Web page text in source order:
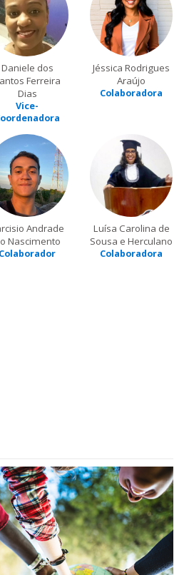
Daniele dos
Ferreira
Dias
Vice-
Jéssica Rodrigues
Araújo
Colaboradora
Andrade
Nascimento
Colaborador
Luísa Carolina de
Sousa e Herculano
Colaboradora